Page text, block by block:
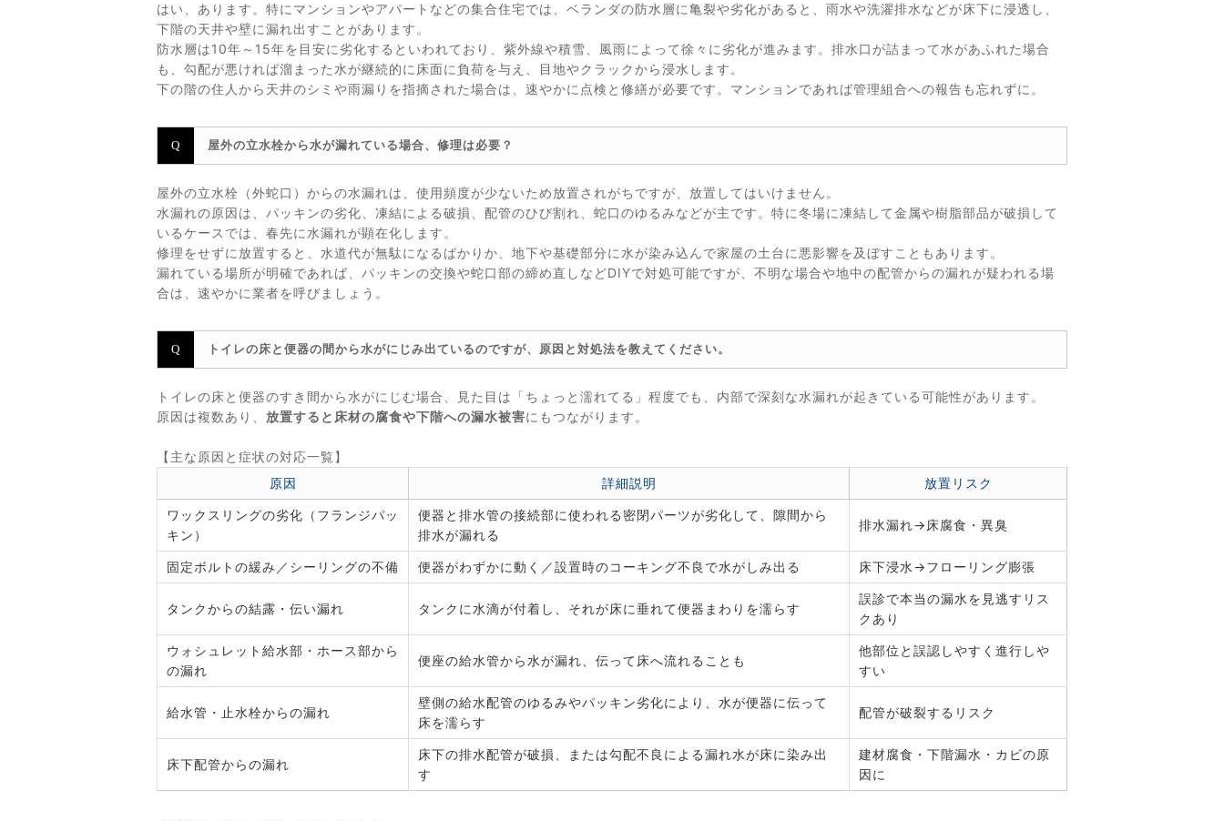
はい、あります。特にマンションやアパートなどの集合住宅では、ベランダの防水層に亀裂や劣化があると、雨水や洗濯排水などが床下に浸透し、
下階の天井や壁に漏れ出すことがあります。
防水層は10年～15年を目安に劣化するといわれており、紫外線や積雪、風雨によって徐々に劣化が進みます。排水口が詰まって水があふれた場合
も、勾配が悪ければ溜まった水が継続的に床面に負荷を与え、目地やクラックから浸水します。
下の階の住人から天井のシミや雨漏りを指摘された場合は、速やかに点検と修繕が必要です。マンションであれば管理組合への報告も忘れずに。
屋外の立水栓から水が漏れている場合、修理は必要？
屋外の立水栓（外蛇口）からの水漏れは、使用頻度が少ないため放置されがちですが、放置してはいけません。
水漏れの原因は、パッキンの劣化、凍結による破損、配管のひび割れ、蛇口のゆるみなどが主です。特に冬場に凍結して金属や樹脂部品が破損して
いるケースでは、春先に水漏れが顕在化します。
修理をせずに放置すると、水道代が無駄になるばかりか、地下や基礎部分に水が染み込んで家屋の土台に悪影響を及ぼすこともあります。
漏れている場所が明確であれば、パッキンの交換や蛇口部の締め直しなどDIYで対処可能ですが、不明な場合や地中の配管からの漏れが疑われる場
合は、速やかに業者を呼びましょう。
トイレの床と便器の間から水がにじみ出ているのですが、原因と対処法を教えてください。
トイレの床と便器のすき間から水がにじむ場合、見た目は「ちょっと濡れてる」程度でも、内部で深刻な水漏れが起きている可能性があります。
原因は複数あり、 放置すると床材の腐食や下階への漏水被害にもつながります。
【主な原因と症状の対応一覧】
原因
詳細説明 放置リスク
ワックスリングの劣化（フランジパッ
キン）
便器と排水管の接続部に使われる密閉パーツが劣化して、隙間から
排水が漏れる
排水漏れ→床腐食・異臭
固定ボルトの緩み／シーリングの不備 便器がわずかに動く／設置時のコーキング不良で水がしみ出る 床下浸水→フローリング膨張
タンクからの結露・伝い漏れ タンクに水滴が付着し、それが床に垂れて便器まわりを濡らす
誤診で本当の漏水を見逃すリス
クあり
ウォシュレット給水部・ホース部から
の漏れ
便座の給水管から水が漏れ、伝って床へ流れることも
他部位と誤認しやすく進行しや
すい
給水管・止水栓からの漏れ
壁側の給水配管のゆるみやパッキン劣化により、水が便器に伝って
床を濡らす
配管が破裂するリスク
床下配管からの漏れ
床下の排水配管が破損、または勾配不良による漏れ水が床に染み出
す
建材腐食・下階漏水・カビの原
因に